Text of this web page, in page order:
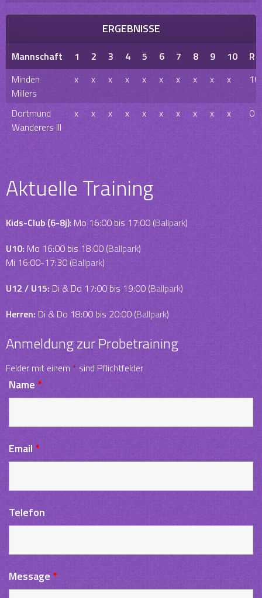
ERGEBNISSE
Mannschaft 1 2 3 4 5 6 7 8 9 10
R
Minden
Millers
x x x x x x x x x x 16
Dortmund
Wanderers III
x x x x x x x x x x 0
Aktuelle Training
Kids-Club (6-8j): Mo 16:00 bis 17:00 (Ballpark)
U10:Mo 16:00 bis 18:00 (Ballpark)
Mi 16:00-17:30 (Ballpark)
U12 / U15: Di & Do 17:00 bis 19:00 (Ballpark)
Herren:Di & Do 18:00 bis 20:00 (Ballpark)
Anmeldung zur Probetraining
Felder mit einem *sind Pflichtfelder
Name *
Email*
Telefon
Message*